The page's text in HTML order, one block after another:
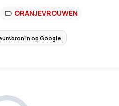
ORANJEVROUWEN
in op Google